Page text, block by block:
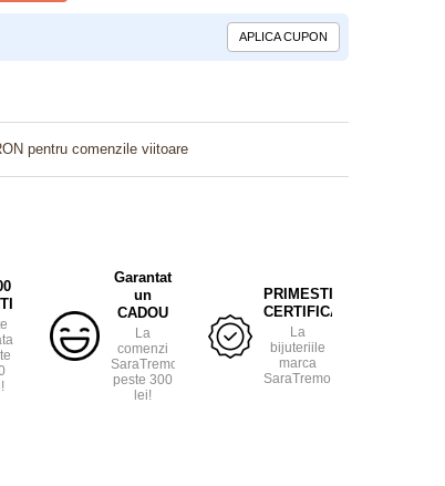
APLICA CUPON
pentru comenzile viitoare
Garantat
un
CADOU
La
comenzi
SaraTremo
peste 300
lei!
PRIMESTI
CERTIFICAT
La
bijuteriile
marca
SaraTremo.